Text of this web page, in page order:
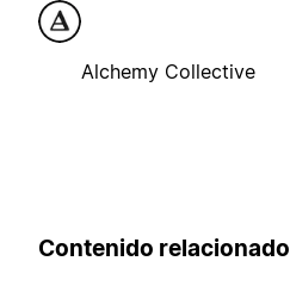
Alchemy Collective
Contenido relacionado